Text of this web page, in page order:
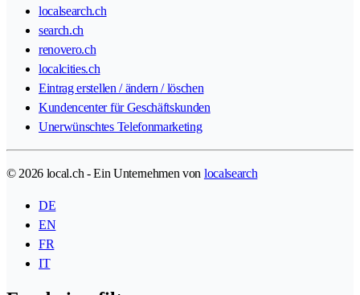
localsearch.ch
search.ch
renovero.ch
localcities.ch
Eintrag erstellen / ändern / löschen
Kundencenter für Geschäftskunden
Unerwünschtes Telefonmarketing
© 2026 local.ch - Ein Unternehmen von localsearch
DE
EN
FR
IT